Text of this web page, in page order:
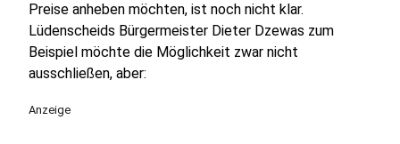
Preise anheben möchten, ist noch nicht klar.
Lüdenscheids Bürgermeister Dieter Dzewas zum
Beispiel möchte die Möglichkeit zwar nicht
ausschließen, aber:
Anzeige